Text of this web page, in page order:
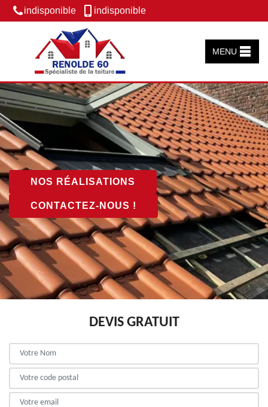
indisponible indisponible
MENU
NOS RÉALISATIONS
CONTACTEZ-NOUS !
DEVIS GRATUIT